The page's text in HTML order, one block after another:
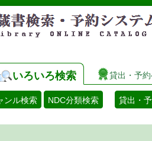
いろいろ検索 貸出・予約
ンル検索 NDC分類検索 貸出・